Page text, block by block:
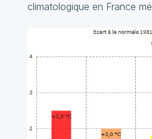
climatologique en France